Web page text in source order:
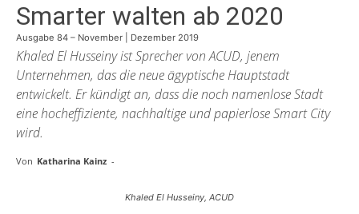
Smarter walten ab 2020
Ausgabe 84 – November | Dezember 2019
Khaled El Husseiny ist Sprecher von ACUD, jenem
Unternehmen, das die neue ägyptische Hauptstadt
entwickelt. Er kündigt an, dass die noch namenlose Stadt
eine hocheffiziente, nachhaltige und papierlose Smart City
wird.
Von Katharina Kainz -
Khaled El Husseiny, ACUD